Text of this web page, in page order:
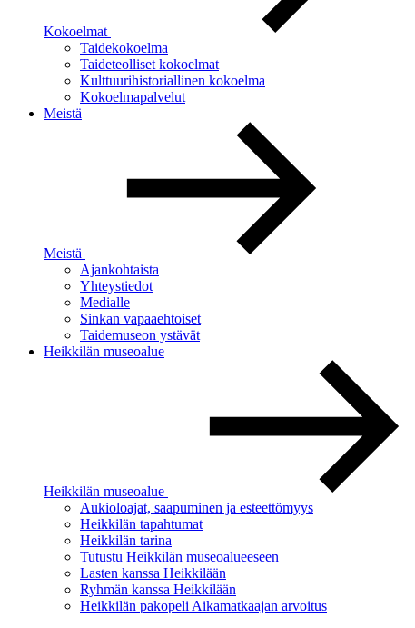
Kokoelmat
Taidekokoelma
Taideteolliset kokoelmat
Kulttuurihistoriallinen kokoelma
Kokoelmapalvelut
Meistä
Meistä
Ajankohtaista
Yhteystiedot
Medialle
Sinkan vapaaehtoiset
Taidemuseon ystävät
Heikkilän museoalue
Heikkilän museoalue
Aukioloajat, saapuminen ja esteettömyys
Heikkilän tapahtumat
Heikkilän tarina
Tutustu Heikkilän museoalueeseen
Lasten kanssa Heikkilään
Ryhmän kanssa Heikkilään
Heikkilän pakopeli Aikamatkaajan arvoitus